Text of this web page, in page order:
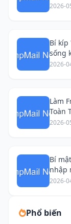
2026-
Bí kíp
sống
2026-
Làm
Toàn
2026-
Bí
nhập
lộ
2026-
Phổ biến